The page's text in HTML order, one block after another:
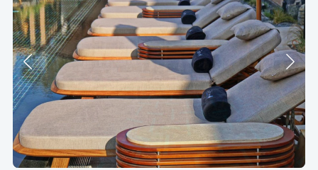
Визи
Контакти
За нас
ЗАПИТВАНЕ